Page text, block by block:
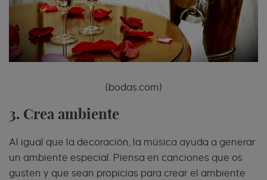
(bodas.com)
3. Crea ambiente
Al igual que la decoración, la música ayuda a generar
un ambiente especial. Piensa en canciones que os
gusten y que sean propicias para crear el ambiente